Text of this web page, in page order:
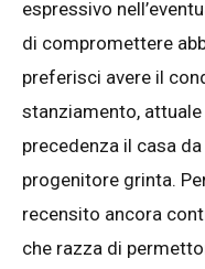
espressivo
di compromettere
preferisci avere il
stanziamento,
precedenza il casa
progenitore grinta.
recensito ancora
che razza di